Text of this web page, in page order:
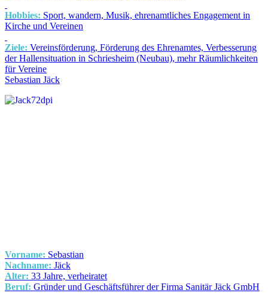
Hobbies: Sport, wandern, Musik, ehrenamtliches Engagement in
Kirche und Vereinen
Ziele: Vereinsförderung, Förderung des Ehrenamtes, Verbesserung
der Hallensituation in Schriesheim (Neubau), mehr Räumlichkeiten
für Vereine
Sebastian Jäck
Vorname: Sebastian
Nachname: Jäck
Alter: 33 Jahre, verheiratet
Beruf: Gründer und Geschäftsführer der Firma Sanitär Jäck GmbH